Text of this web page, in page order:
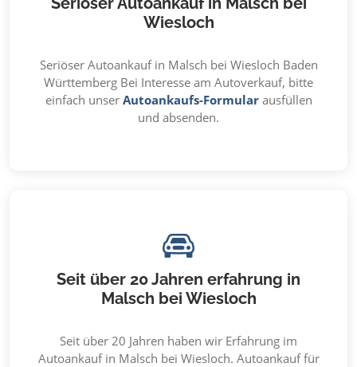
Wiesloch
Seriöser Autoankauf in Malsch bei Wiesloch Baden
Württemberg Bei Interesse am Autoverkauf, bitte
einfach unser Autoankaufs-Formularausfüllen
und absenden.
Seit über 20 Jahren erfahrung in
Malsch bei Wiesloch
Seit über 20 Jahren haben wir Erfahrung im
Autoankauf in Malsch bei Wiesloch. Autoankauf für